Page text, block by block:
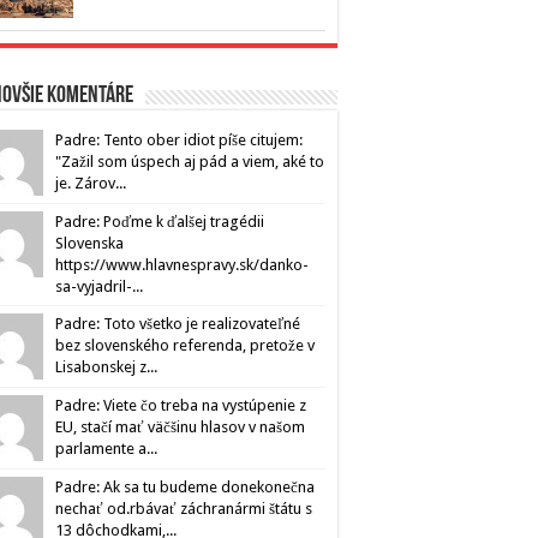
komentáre
Padre: Tento ober idiot píše citujem:
"Zažil som úspech aj pád a viem, aké to
je. Zárov...
Padre: Poďme k ďalšej tragédii
Slovenska
https://www.hlavnespravy.sk/danko-
sa-vyjadril-...
Padre: Toto všetko je realizovateľné
bez slovenského referenda, pretože v
Lisabonskej z...
Padre: Viete čo treba na vystúpenie z
EU, stačí mať väčšinu hlasov v našom
parlamente a...
Padre: Ak sa tu budeme donekonečna
nechať od.rbávať záchranármi štátu s
13 dôchodkami,...